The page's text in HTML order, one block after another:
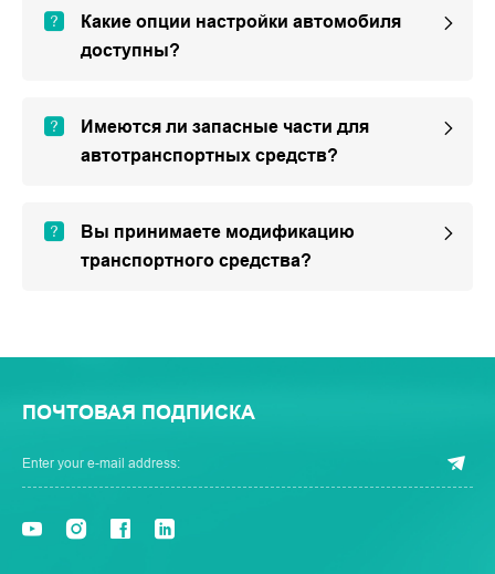
Какие опции настройки автомобиля
доступны?
Имеются ли запасные части для
автотранспортных средств?
Вы принимаете модификацию
транспортного средства?
ПОЧТОВАЯ ПОДПИСКА